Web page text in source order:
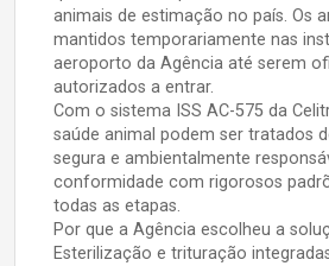
animais de estimação no país. Os
mantidos temporariamente nas
aeroporto da Agência até serem
autorizados a entrar.
Com o sistema ISS AC-575 da
saúde animal podem ser tratados
segura e ambientalmente
conformidade com rigorosos
todas as etapas.
Por que a Agência escolheu a
Esterilização e trituração